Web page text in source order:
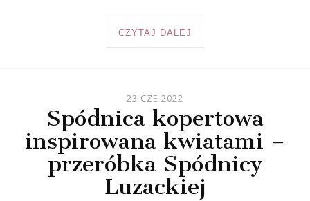
CZYTAJ DALEJ
23 CZE 2022
Spódnica kopertowa
inspirowana kwiatami –
przeróbka Spódnicy
Luzackiej